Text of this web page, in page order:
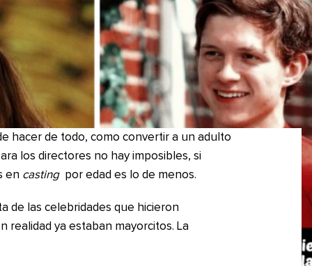
hacer de todo, como convertir a un adulto
los directores no hay imposibles, si
en casting por edad es lo de menos.
de las celebridades que hicieron
realidad ya estaban mayorcitos. La